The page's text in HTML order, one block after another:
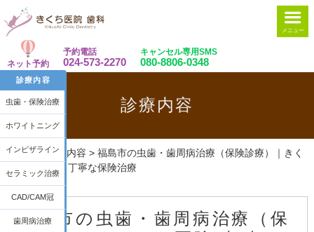
ネット予約
予約電話
024-573-2270
キャンセル専用SMS
080-8806-0348
メニュー
診療内容
ホーム >診療内容 > 福島市の虫歯・歯周病治療（保険診療）｜きく
ち医院 歯科｜丁寧な保険治療
福島市の虫歯・歯周病治療（保
診療内容
虫歯・保険治療
ホワイトニング
インビザライン
セラミック治療
CAD/CAM冠
歯周病治療